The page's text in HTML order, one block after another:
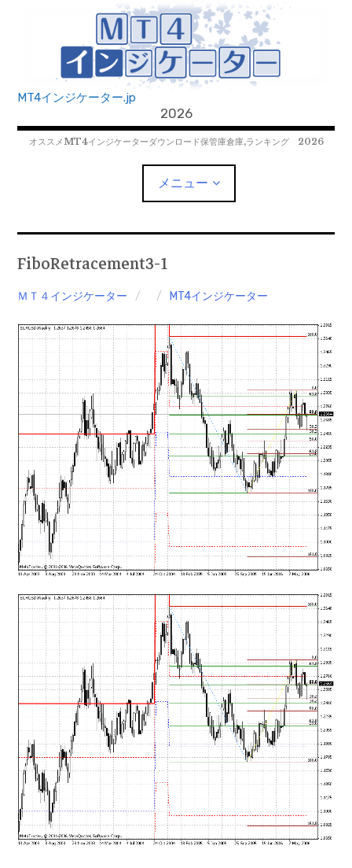
MT4インジケーター.jp
2026
オススメMT4インジケーターダウンロード保管庫倉庫,ランキング 2026
メニュー
MT4EAﾀﾞｳﾝﾛｰﾄﾞ
MT5EAﾀﾞｳﾝﾛｰﾄﾞ
MT5インジケーター
mqファイルをexファイルにする方法
FiboRetracement3-1
ＭＴ４インジケーター MT4インジケーター